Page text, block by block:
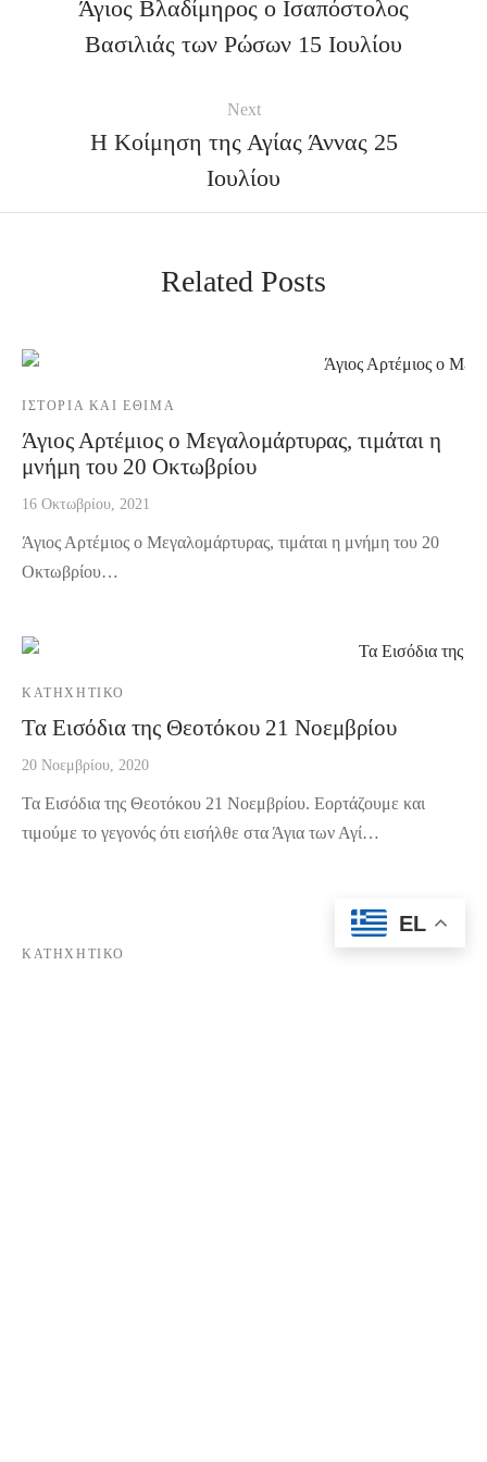
Άγιος Βλαδίμηρος ο Ισαπόστολος
Βασιλιάς των Ρώσων 15 Ιουλίου
Next
Η Κοίμηση της Αγίας Άννας 25
Ιουλίου
Related Posts
ΙΣΤΟΡΊΑ ΚΑΙ ΈΘΙΜΑ
Άγιος Αρτέμιος ο Μεγαλομάρτυρας, τιμάται η
μνήμη του 20 Οκτωβρίου
16 Οκτωβρίου, 2021
Άγιος Αρτέμιος ο Μεγαλομάρτυρας, τιμάται η μνήμη του 20
Οκτωβρίου…
ΚΑΤΗΧΗΤΙΚΌ
Τα Εισόδια της Θεοτόκου 21 Νοεμβρίου
20 Νοεμβρίου, 2020
Τα Εισόδια της Θεοτόκου 21 Νοεμβρίου. Εορτάζουμε και
τιμούμε το γεγονός ότι εισήλθε στα Άγια των Αγί…
ΚΑΤΗΧΗΤΙΚΌ
EL